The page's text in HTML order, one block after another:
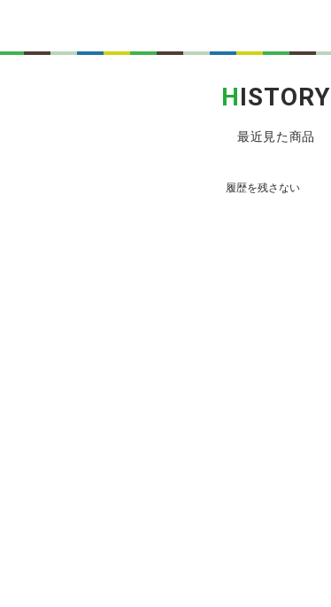
HISTORY
最近見た商品
履歴を残さない